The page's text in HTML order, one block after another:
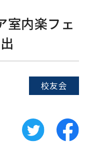
室内楽フェ
校友会